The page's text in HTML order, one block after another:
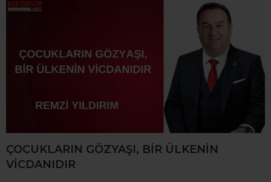
ÇOCUKLARIN GÖZYAŞI, BİR ÜLKENİN
VİCDANIDIR